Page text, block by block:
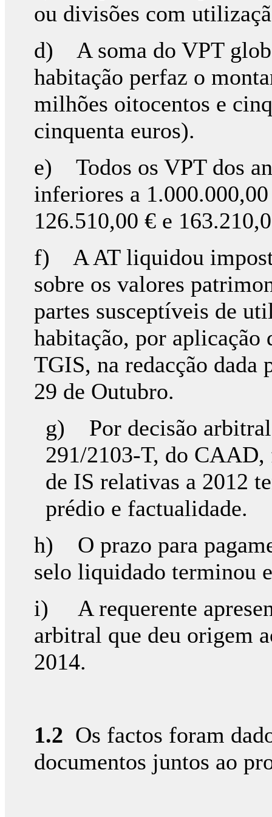
ou divisões com
d) A soma do VPT
habitação perfaz o
milhões oitocentos e
cinquenta euros).
e) Todos os VPT dos
inferiores a
126.510,00 € e
f) A AT liquidou
sobre os valores
partes susceptíveis de
habitação, por aplicação
TGIS, na redacção dada
29 de Outubro.
g) Por decisão arbitral
291/2103-T, do CAAD,
de IS relativas a 2012
prédio e factualidade.
h) O prazo para
selo liquidado terminou
i) A requerente
arbitral que deu origem
2014.
1.2 Os factos foram
documentos juntos ao